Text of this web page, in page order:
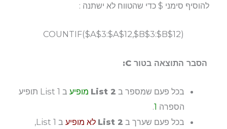
להוסיף סימני $ כדי שהטווח לא ישתנה :
COUNTIF($A$3:$A$12,$B$3:$B$12)
הסבר התוצאה בטור C:
בכל פעם שמספר ב List 2 מופיע
ב List 1 תופיע
הספרה 1
.
בכל פעם שערך ב List 2 לא מופיע
ב List 1,